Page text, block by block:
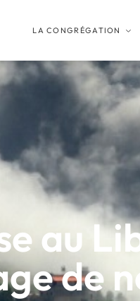
LA CONGRÉGATION
au
de